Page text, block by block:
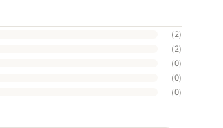
(2)
(2)
(0)
(0)
(0)